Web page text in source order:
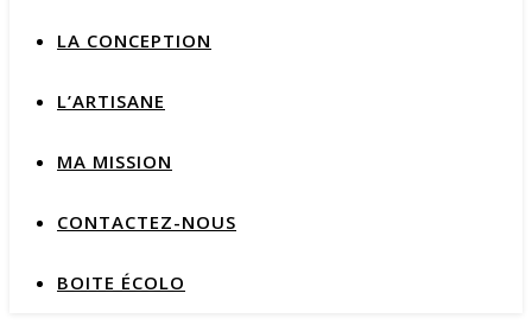
LA CONCEPTION
L’ARTISANE
MA MISSION
CONTACTEZ-NOUS
BOITE ÉCOLO